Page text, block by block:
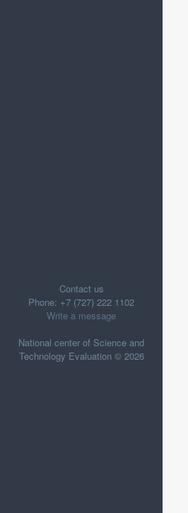
Contact us
Phone: +7 (727) 222 1102
Write a message
National center of Science and
Technology Evaluation © 2026